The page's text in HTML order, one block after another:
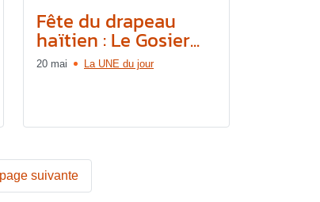
Fête du drapeau
haïtien : Le Gosier...
20 mai La UNE du jour
page suivante